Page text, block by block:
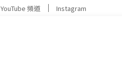
YouTube 頻道 Instagram